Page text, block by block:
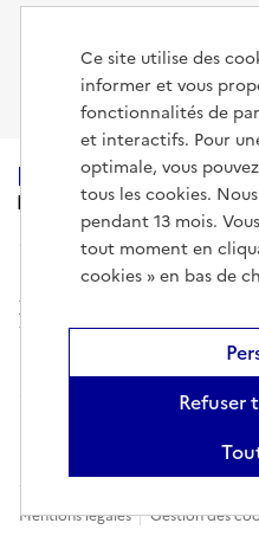
Inspection générale de
MINISTÈRE
DE L'ENSEIGNEMENT
SUPÉRIEUR,
DE LA RECHERCHE
ET DE L'ESPACE
service-
Mentions légales Gestion des
Ce site utilise des
informer et vous
fonctionnalités de
et interactifs. Pour
optimale, vous
tous les cookies.
pendant 13 mois.
tout moment en
cookies » en bas de
Refuser